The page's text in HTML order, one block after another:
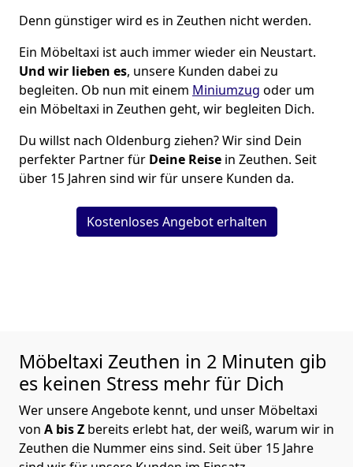
Denn günstiger wird es in Zeuthen nicht werden.
Ein Möbeltaxi ist auch immer wieder ein Neustart.
Und wir lieben es, unsere Kunden dabei zu
begleiten. Ob nun mit einem Miniumzug oder um
ein Möbeltaxi in Zeuthen geht, wir begleiten Dich.
Du willst nach Oldenburg ziehen? Wir sind Dein
perfekter Partner für Deine Reise in Zeuthen. Seit
über 15 Jahren sind wir für unsere Kunden da.
Kostenloses Angebot erhalten
Möbeltaxi Zeuthen in 2 Minuten gib
es keinen Stress mehr für Dich
Wer unsere Angebote kennt, und unser Möbeltaxi
von A bis Z bereits erlebt hat, der weiß, warum wir in
Zeuthen die Nummer eins sind. Seit über 15 Jahre